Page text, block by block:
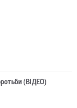
(ВІДЕО)